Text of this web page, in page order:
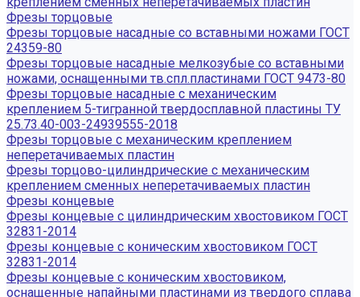
Фрезы торцовые
Фрезы торцовые насадные со вставными ножами ГОСТ
24359-80
Фрезы торцовые насадные мелкозубые со вставными
ножами, оснащенными тв.спл.пластинами ГОСТ 9473-80
Фрезы торцовые насадные с механическим
креплением 5-тигранной твердосплавной пластины ТУ
25.73.40-003-24939555-2018
Фрезы торцовые с механическим креплением
неперетачиваемых пластин
Фрезы торцово-цилиндрические с механическим
креплением сменных неперетачиваемых пластин
Фрезы концевые
Фрезы концевые с цилиндрическим хвостовиком ГОСТ
32831-2014
Фрезы концевые с коническим хвостовиком ГОСТ
32831-2014
Фрезы концевые с коническим хвостовиком,
оснащенные напайными пластинами из твердого сплава